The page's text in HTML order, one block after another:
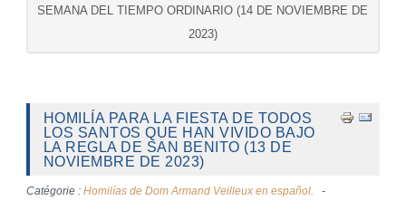
SEMANA DEL TIEMPO ORDINARIO (14 DE NOVIEMBRE DE
2023)
HOMILÍA PARA LA FIESTA DE TODOS
LOS SANTOS QUE HAN VIVIDO BAJO
LA REGLA DE SAN BENITO (13 DE
NOVIEMBRE DE 2023)
Catégorie : Homilías de Dom Armand Veilleux en español.